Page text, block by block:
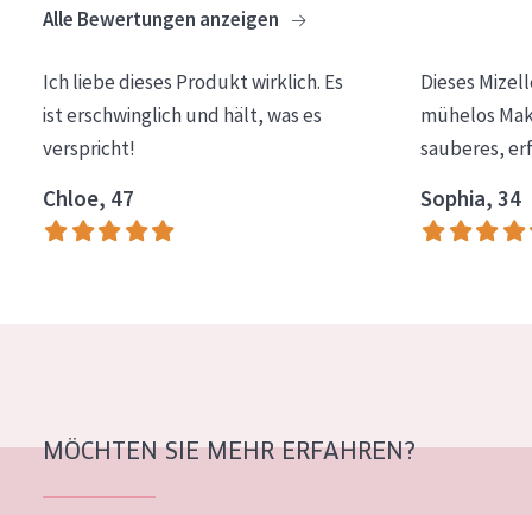
PRODUKTLINIE
Essentials
Lift+
Expert
Mischhaut und fettige Haut
Reife Haut
Alle Bewertungen anzeigen
Ich liebe dieses Produkt wirklich. Es
ist erschwinglich und hält, was es
verspricht!
Chloe, 47
Dieses
mühelos
sauberes,
Sophia, 34
MÖCHTEN SIE MEHR ERFAHREN?